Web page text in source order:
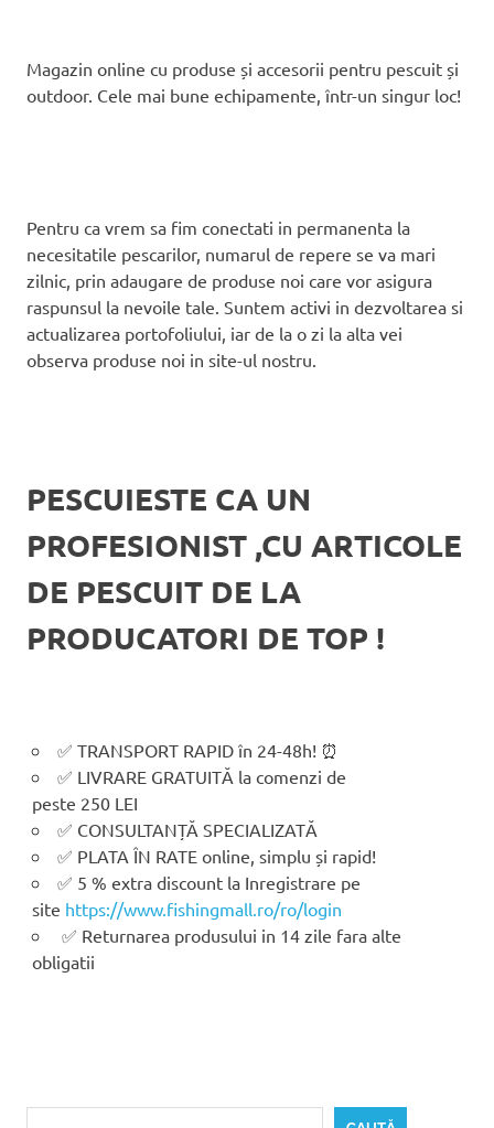
Magazin online cu produse și accesorii pentru pescuit și
outdoor. Cele mai bune echipamente, într-un singur loc!
Pentru ca vrem sa fim conectati in permanenta la
necesitatile pescarilor, numarul de repere se va mari
zilnic, prin adaugare de produse noi care vor asigura
raspunsul la nevoile tale. Suntem activi in dezvoltarea si
actualizarea portofoliului, iar de la o zi la alta vei
observa produse noi in site-ul nostru.
PESCUIESTE CA UN
PROFESIONIST ,CU ARTICOLE
DE PESCUIT DE LA
PRODUCATORI DE TOP !
✅ TRANSPORT RAPID în 24-48h! ⏰
✅ LIVRARE GRATUITĂ la comenzi de
peste 250 LEI
✅ CONSULTANȚĂ SPECIALIZATĂ
✅ PLATA ÎN RATE online, simplu și rapid!
✅ 5 % extra discount la Inregistrare pe
site https://www.fishingmall.ro/ro/login
✅ Returnarea produsului in 14 zile fara alte
obligatii